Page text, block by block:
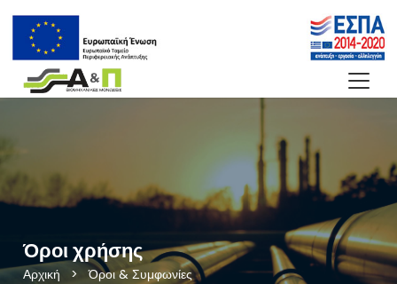
Όροι χρήσης
Αρχική >Όροι & Συμφωνίες